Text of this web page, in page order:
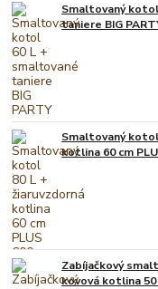
Smaltovaný
taniere BIG
Smaltovaný
kotlina 60 cm
Zabíjačkový
kovová kotlina